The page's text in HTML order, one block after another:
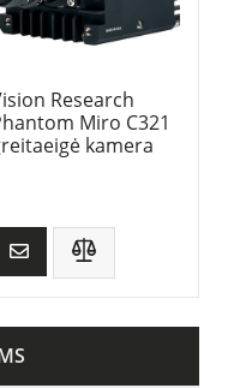
Research
Miro C321
kamera